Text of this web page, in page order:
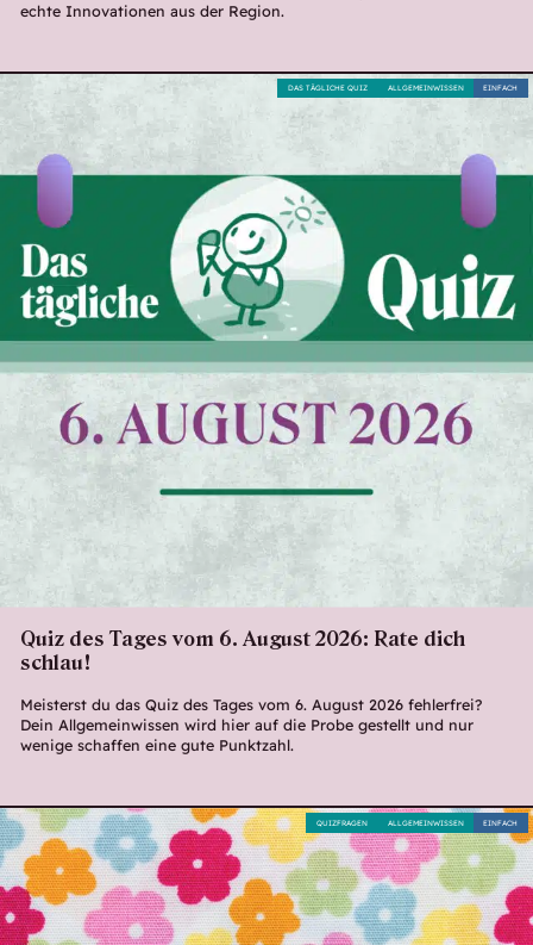
echte Innovationen aus der Region.
Quiz des Tages vom 6. August 2026: Rate dich
schlau!
Meisterst du das Quiz des Tages vom 6. August 2026 fehlerfrei?
Dein Allgemeinwissen wird hier auf die Probe gestellt und nur
wenige schaffen eine gute Punktzahl.
EINFACH
ALLGEMEINWISSEN
DAS TÄGLICHE QUIZ
EINFACH
ALLGEMEINWISSEN
QUIZFRAGEN